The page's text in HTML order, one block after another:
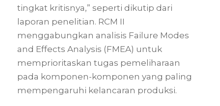
tingkat kritisnya,” seperti dikutip dari
laporan penelitian. RCM II
menggabungkan analisis Failure Modes
and Effects Analysis (FMEA) untuk
memprioritaskan tugas pemeliharaan
pada komponen-komponen yang paling
mempengaruhi kelancaran produksi.